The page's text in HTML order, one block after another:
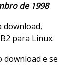
de 1998
download,
para Linux.
download e se